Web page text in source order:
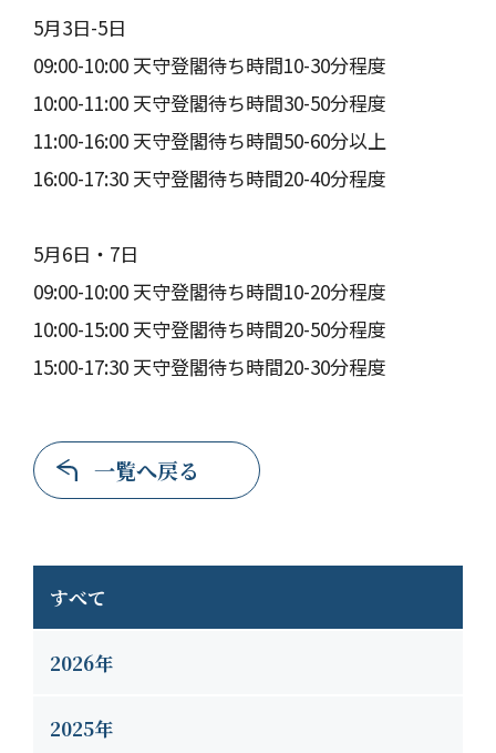
すべて
2026年
2025年
5月3日-5日
09:00-10:00 天守登閣待ち時間10-30分程度
10:00-11:00 天守登閣待ち時間30-50分程度
11:00-16:00 天守登閣待ち時間50-60分以上
16:00-17:30 天守登閣待ち時間20-40分程度
5月6日・7日
09:00-10:00 天守登閣待ち時間10-20分程度
10:00-15:00 天守登閣待ち時間20-50分程度
15:00-17:30 天守登閣待ち時間20-30分程度
一覧へ戻る